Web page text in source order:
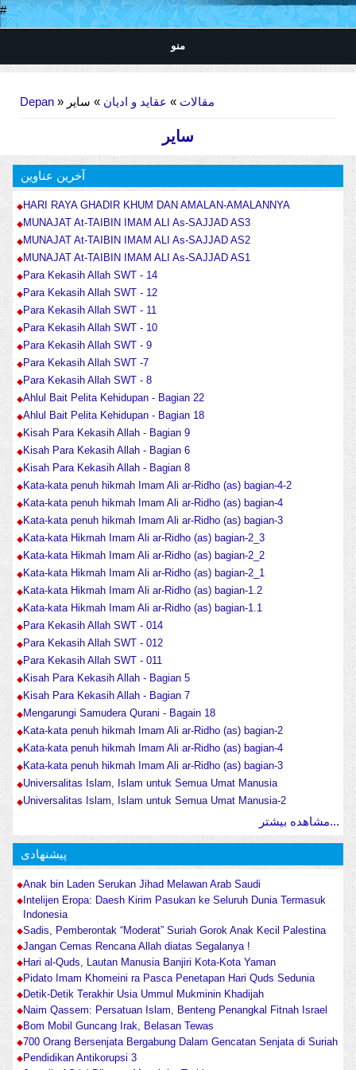
#
منو
Depan » مقالات » عقاید و ادیان » سایر
سایر
آخرین عناوین
HARI RAYA GHADIR KHUM DAN AMALAN-AMALANNYA
MUNAJAT At-TAIBIN IMAM ALI As-SAJJAD AS3
MUNAJAT At-TAIBIN IMAM ALI As-SAJJAD AS2
MUNAJAT At-TAIBIN IMAM ALI As-SAJJAD AS1
Para Kekasih Allah SWT - 14
Para Kekasih Allah SWT - 12
Para Kekasih Allah SWT - 11
Para Kekasih Allah SWT - 10
Para Kekasih Allah SWT - 9
Para Kekasih Allah SWT -7
Para Kekasih Allah SWT - 8
Ahlul Bait Pelita Kehidupan - Bagian 22
Ahlul Bait Pelita Kehidupan - Bagian 18
Kisah Para Kekasih Allah - Bagian 9
Kisah Para Kekasih Allah - Bagian 6
Kisah Para Kekasih Allah - Bagian 8
Kata-kata penuh hikmah Imam Ali ar-Ridho (as) bagian-4-2
Kata-kata penuh hikmah Imam Ali ar-Ridho (as) bagian-4
Kata-kata penuh hikmah Imam Ali ar-Ridho (as) bagian-3
Kata-kata Hikmah Imam Ali ar-Ridho (as) bagian-2_3
Kata-kata Hikmah Imam Ali ar-Ridho (as) bagian-2_2
Kata-kata Hikmah Imam Ali ar-Ridho (as) bagian-2_1
Kata-kata Hikmah Imam Ali ar-Ridho (as) bagian-1.2
Kata-kata Hikmah Imam Ali ar-Ridho (as) bagian-1.1
Para Kekasih Allah SWT - 014
Para Kekasih Allah SWT - 012
Para Kekasih Allah SWT - 011
Kisah Para Kekasih Allah - Bagian 5
Kisah Para Kekasih Allah - Bagian 7
Mengarungi Samudera Qurani - Bagain 18
Kata-kata penuh hikmah Imam Ali ar-Ridho (as) bagian-2
Kata-kata penuh hikmah Imam Ali ar-Ridho (as) bagian-4
Kata-kata penuh hikmah Imam Ali ar-Ridho (as) bagian-3
Universalitas Islam, Islam untuk Semua Umat Manusia
Universalitas Islam, Islam untuk Semua Umat Manusia-2
مشاهده بیشتر...
پیشنهادی
Anak bin Laden Serukan Jihad Melawan Arab Saudi
Intelijen Eropa: Daesh Kirim Pasukan ke Seluruh Dunia Termasuk
Indonesia
Sadis, Pemberontak “Moderat” Suriah Gorok Anak Kecil Palestina
Jangan Cemas Rencana Allah diatas Segalanya !
Hari al-Quds, Lautan Manusia Banjiri Kota-Kota Yaman
Pidato Imam Khomeini ra Pasca Penetapan Hari Quds Sedunia
Detik-Detik Terakhir Usia Ummul Mukminin Khadijah
Naim Qassem: Persatuan Islam, Benteng Penangkal Fitnah Israel
Bom Mobil Guncang Irak, Belasan Tewas
700 Orang Bersenjata Bergabung Dalam Gencatan Senjata di Suriah
Pendidikan Antikorupsi 3